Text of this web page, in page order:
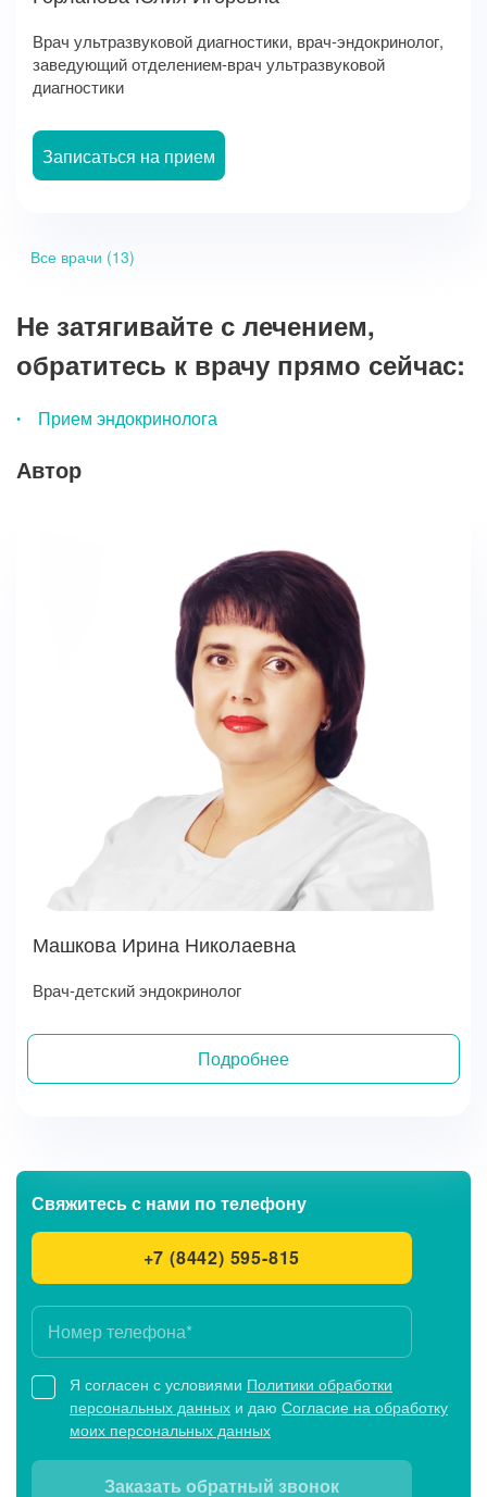
Врач ультразвуковой диагностики, врач-эндокринолог,
заведующий отделением-врач ультразвуковой
диагностики
Записаться на прием
Все врачи (13)
Не затягивайте с лечением,
обратитесь к врачу прямо сейчас:
Прием эндокринолога
Автор
Машкова Ирина Николаевна
Врач-детский эндокринолог
Подробнее
Свяжитесь с нами по телефону
+7 (8442) 595-815
Я согласен с условиями Политики обработки
персональных данных и даю Согласие на обработку
моих персональных данных
Заказать обратный звонок